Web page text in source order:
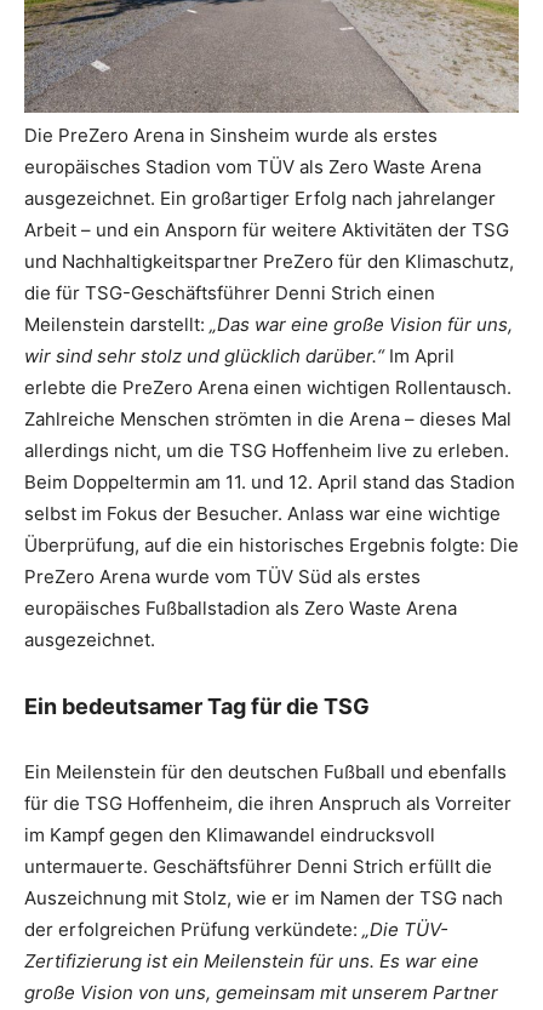
Die PreZero Arena in Sinsheim wurde als erstes
europäisches Stadion vom TÜV als Zero Waste Arena
ausgezeichnet. Ein großartiger Erfolg nach jahrelanger
Arbeit – und ein Ansporn für weitere Aktivitäten der TSG
und Nachhaltigkeitspartner PreZero für den Klimaschutz,
die für TSG-Geschäftsführer Denni Strich einen
Meilenstein darstellt: „Das war eine große Vision für uns,
wir sind sehr stolz und glücklich darüber.“ Im April
erlebte die PreZero Arena einen wichtigen Rollentausch.
Zahlreiche Menschen strömten in die Arena – dieses Mal
allerdings nicht, um die TSG Hoffenheim live zu erleben.
Beim Doppeltermin am 11. und 12. April stand das Stadion
selbst im Fokus der Besucher. Anlass war eine wichtige
Überprüfung, auf die ein historisches Ergebnis folgte: Die
PreZero Arena wurde vom TÜV Süd als erstes
europäisches Fußballstadion als Zero Waste Arena
ausgezeichnet.
Ein bedeutsamer Tag für die TSG
Ein Meilenstein für den deutschen Fußball und ebenfalls
für die TSG Hoffenheim, die ihren Anspruch als Vorreiter
im Kampf gegen den Klimawandel eindrucksvoll
untermauerte. Geschäftsführer Denni Strich erfüllt die
Auszeichnung mit Stolz, wie er im Namen der TSG nach
der erfolgreichen Prüfung verkündete: „Die TÜV-
Zertifizierung ist ein Meilenstein für uns. Es war eine
große Vision von uns, gemeinsam mit unserem Partner